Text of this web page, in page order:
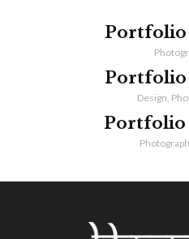
Portfolio
Portfolio
Design,
Portfolio